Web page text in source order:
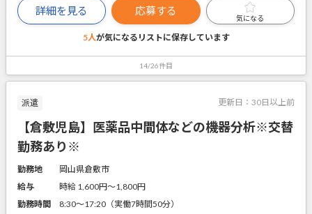
詳細を見る 応募する
気になる
5人が気になるリストに保存しています
14/26件目
派遣 更新日： 30日以上前
【倉敷児島】医薬品中間体などの機器分析※交替
勤務あり※
勤務地
岡山県倉敷市
給与
時給 1,600円〜1,800円
勤務時間
8:30～17:20（実働7時間50分）